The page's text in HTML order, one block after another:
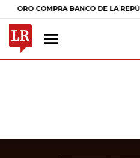
COMPRA BANCO DE LA REPÚBLICA